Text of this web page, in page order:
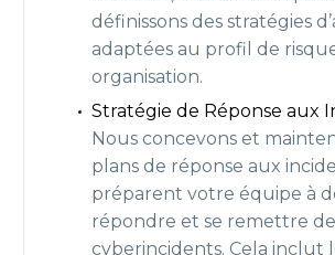
définissons des stratégies
adaptées au profil de
organisation.
Stratégie de Réponse aux
Nous concevons et
plans de réponse aux
préparent votre équipe à
répondre et se remettre
cyberincidents. Cela inclut